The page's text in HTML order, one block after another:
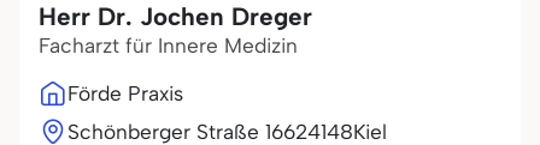
Herr Dr. Jochen Dreger
Facharzt für Innere Medizin
Förde Praxis
Schönberger Straße 16624148Kiel